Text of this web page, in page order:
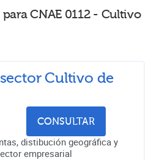
CNAE 0112 - Cultivo
Cultivo de
CONSULTAR
distibución geográfica y
empresarial